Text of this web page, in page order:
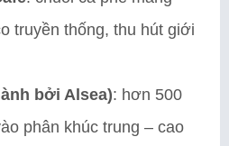
truyền thống, thu hút giới
bởi Alsea): hơn 500
phân khúc trung – cao